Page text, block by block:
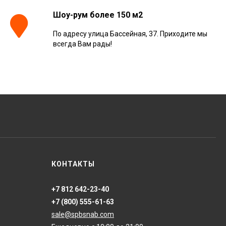
Керамогранит
Шоу-рум более 150 м2
По адресу улица Бассейная, 37. Приходите мы
всегда Вам рады!
КОНТАКТЫ
+7 812 642-23-40
+7 (800) 555-61-63
sale@spbsnab.com